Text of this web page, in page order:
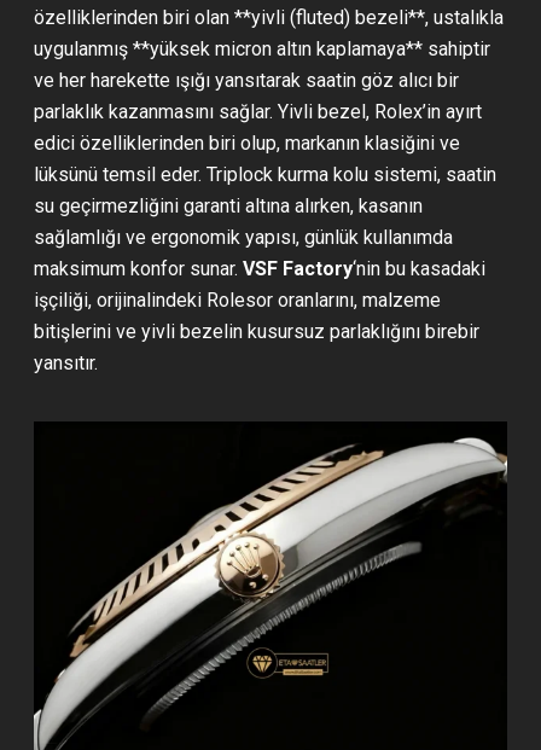
özelliklerinden biri olan **yivli (fluted) bezeli**, ustalıkla
uygulanmış **yüksek micron altın kaplamaya** sahiptir
ve her harekette ışığı yansıtarak saatin göz alıcı bir
parlaklık kazanmasını sağlar. Yivli bezel, Rolex’in ayırt
edici özelliklerinden biri olup, markanın klasiğini ve
lüksünü temsil eder. Triplock kurma kolu sistemi, saatin
su geçirmezliğini garanti altına alırken, kasanın
sağlamlığı ve ergonomik yapısı, günlük kullanımda
maksimum konfor sunar.VSF Factory‘nin bu kasadaki
işçiliği, orijinalindeki Rolesor oranlarını, malzeme
bitişlerini ve yivli bezelin kusursuz parlaklığını birebir
yansıtır.